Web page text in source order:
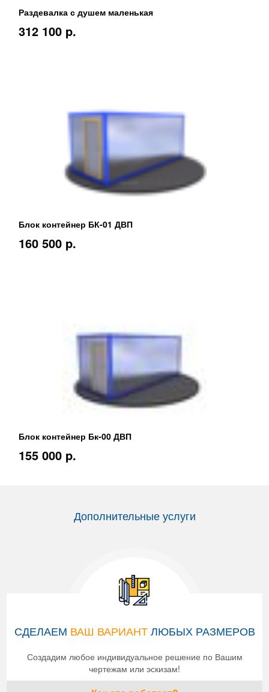
Раздевалка с душем маленькая
312 100 p.
Блок контейнер БК-01 ДВП
160 500 p.
Блок контейнер Бк-00 ДВП
155 000 p.
Дополнительные услуги
СДЕЛАЕМ ВАШ ВАРИАНТЛЮБЫХ РАЗМЕРОВ
Создадим любое индивидуальное решение по Вашим
чертежам или эскизам!